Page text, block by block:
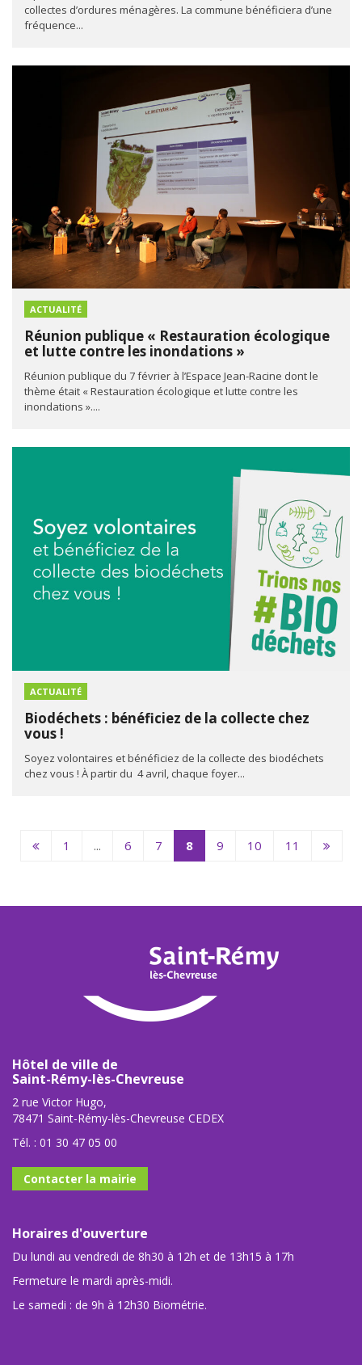
collectes d’ordures ménagères. La commune bénéficiera d’une
fréquence...
ACTUALITÉ
Réunion publique « Restauration écologique
et lutte contre les inondations »
Réunion publique du 7 février à l’Espace Jean-Racine dont le
thème était « Restauration écologique et lutte contre les
inondations »....
ACTUALITÉ
Biodéchets : bénéficiez de la collecte chez
vous !
Soyez volontaires et bénéficiez de la collecte des biodéchets
chez vous ! À partir du 4 avril, chaque foyer...
Page1 ... 6 7 8 9 10 11
Page
Hôtel de ville de
Saint-Rémy-lès-Chevreuse
2 rue Victor Hugo,
78471 Saint-Rémy-lès-Chevreuse CEDEX
Tél. : 01 30 47 05 00
Contacter la mairie
Horaires d'ouverture
Du lundi au vendredi de 8h30 à 12h et de 13h15 à 17h
Fermeture le mardi après-midi.
Le samedi : de 9h à 12h30 Biométrie.